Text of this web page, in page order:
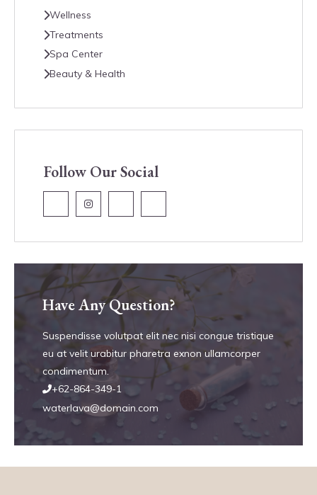
Wellness
Treatments
Spa Center
Beauty & Health
Follow Our Social
Have Any Question?
Suspendisse volutpat elit nec nisi congue tristique
eu at velit urabitur pharetra exnon ullamcorper
condimentum.
+62-864-349-1
waterlava@domain.com